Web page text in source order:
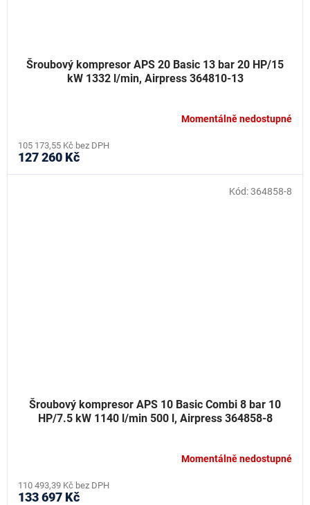
Šroubový kompresor APS 20 Basic 13 bar 20 HP/15
kW 1332 l/min, Airpress 364810-13
Momentálně nedostupné
105 173,55 Kč bez DPH
127 260 Kč
Šroubový kompresor APS 10 Basic Combi 8 bar 10
HP/7.5 kW 1140 l/min 500 l, Airpress 364858-8
Momentálně nedostupné
110 493,39 Kč bez DPH
133 697 Kč
Kód:364858-8